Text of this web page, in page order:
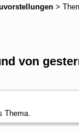
>
von
Thema.